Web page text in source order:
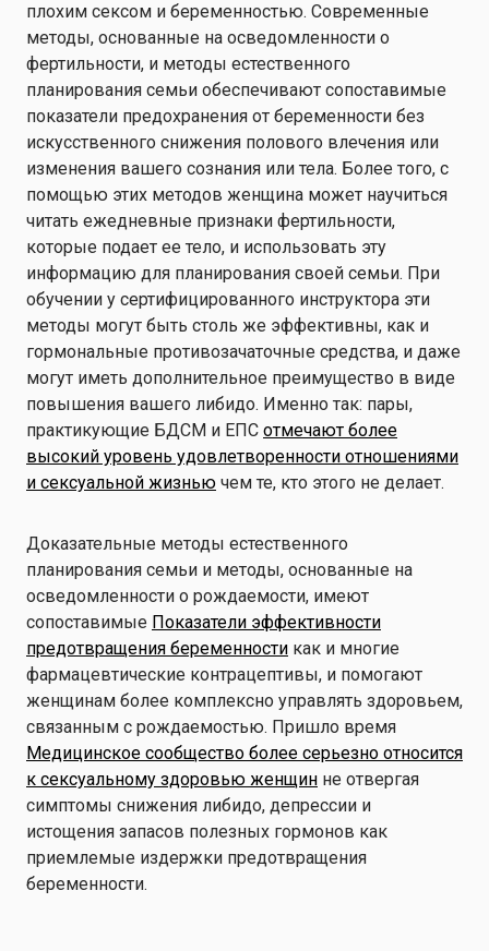
плохим сексом и беременностью. Современные
методы, основанные на осведомленности о
фертильности, и методы естественного
планирования семьи обеспечивают сопоставимые
показатели предохранения от беременности без
искусственного снижения полового влечения или
изменения вашего сознания или тела. Более того, с
помощью этих методов женщина может научиться
читать ежедневные признаки фертильности,
которые подает ее тело, и использовать эту
информацию для планирования своей семьи. При
обучении у сертифицированного инструктора эти
методы могут быть столь же эффективны, как и
гормональные противозачаточные средства, и даже
могут иметь дополнительное преимущество в виде
повышения вашего либидо. Именно так: пары,
практикующие БДСМ и ЕПС отмечают более
высокий уровень удовлетворенности отношениями
и сексуальной жизнью чем те, кто этого не делает.
Доказательные методы естественного
планирования семьи и методы, основанные на
осведомленности о рождаемости, имеют
сопоставимые Показатели эффективности
предотвращения беременности как и многие
фармацевтические контрацептивы, и помогают
женщинам более комплексно управлять здоровьем,
связанным с рождаемостью. Пришло время
Медицинское сообщество более серьезно относится
к сексуальному здоровью женщин не отвергая
симптомы снижения либидо, депрессии и
истощения запасов полезных гормонов как
приемлемые издержки предотвращения
беременности.